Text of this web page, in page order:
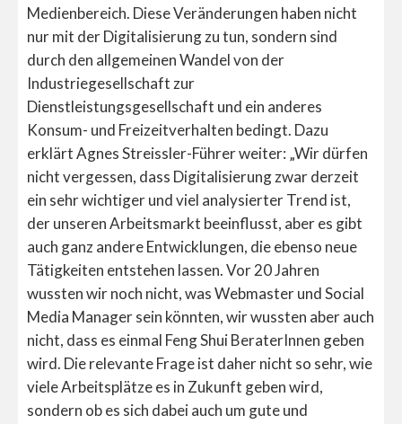
Medienbereich. Diese Veränderungen haben nicht
nur mit der Digitalisierung zu tun, sondern sind
durch den allgemeinen Wandel von der
Industriegesellschaft zur
Dienstleistungsgesellschaft und ein anderes
Konsum- und Freizeitverhalten bedingt. Dazu
erklärt Agnes Streissler-Führer weiter: „Wir dürfen
nicht vergessen, dass Digitalisierung zwar derzeit
ein sehr wichtiger und viel analysierter Trend ist,
der unseren Arbeitsmarkt beeinflusst, aber es gibt
auch ganz andere Entwicklungen, die ebenso neue
Tätigkeiten entstehen lassen. Vor 20 Jahren
wussten wir noch nicht, was Webmaster und Social
Media Manager sein könnten, wir wussten aber auch
nicht, dass es einmal Feng Shui BeraterInnen geben
wird. Die relevante Frage ist daher nicht so sehr, wie
viele Arbeitsplätze es in Zukunft geben wird,
sondern ob es sich dabei auch um gute und